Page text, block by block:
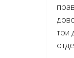
три